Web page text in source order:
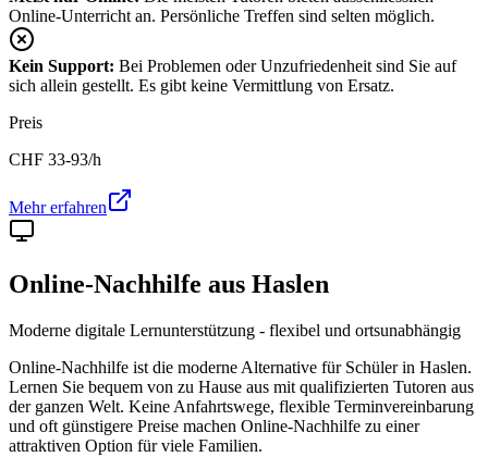
Online-Unterricht an. Persönliche Treffen sind selten möglich.
Kein Support: Bei Problemen oder Unzufriedenheit sind Sie auf
sich allein gestellt. Es gibt keine Vermittlung von Ersatz.
Preis
CHF 33-93/h
Mehr erfahren
Online-Nachhilfe aus Haslen
Moderne digitale Lernunterstützung - flexibel und ortsunabhängig
Online-Nachhilfe ist die moderne Alternative für Schüler in Haslen.
Lernen Sie bequem von zu Hause aus mit qualifizierten Tutoren aus
der ganzen Welt. Keine Anfahrtswege, flexible Terminvereinbarung
und oft günstigere Preise machen Online-Nachhilfe zu einer
attraktiven Option für viele Familien.